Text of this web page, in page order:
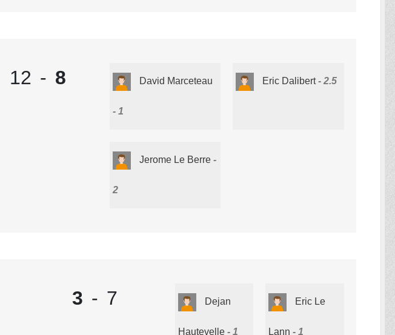
12 - 8 David Marceteau
1
Eric Dalibert 2.5
Jerome Le Berre
2
3 - 7 Dejan
Hautevelle 1
Eric Le
Lann 1